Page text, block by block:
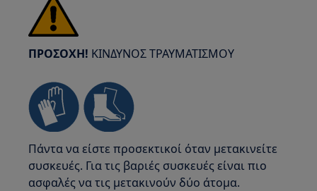
ΠΡΟΣΟΧΗ! ΚΙΝΔΥΝΟΣ ΤΡΑΥΜΑΤΙΣΜΟΥ
Πάντα να είστε προσεκτικοί όταν μετακινείτε
συσκευές. Για τις βαριές συσκευές είναι πιο
ασφαλές να τις μετακινούν δύο άτομα.